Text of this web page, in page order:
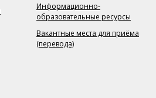
Информационно-
образовательные ресурсы
Вакантные места для приёма
(перевода)